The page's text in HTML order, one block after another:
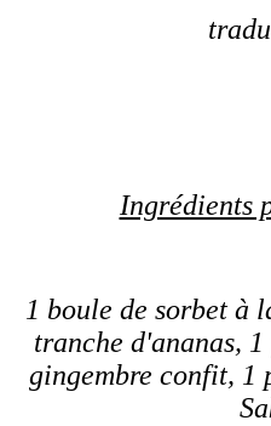
Ingrédients
1 boule de sorbet à
tranche d'ananas,
gingembre confit, 1